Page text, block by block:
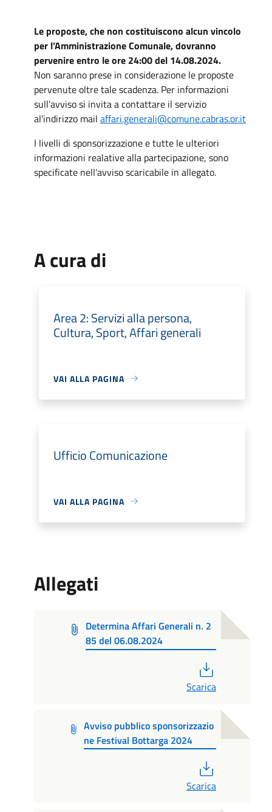
Le proposte, che non costituiscono alcun vincolo
per l’Amministrazione Comunale, dovranno
pervenire entro le ore 24:00 del 14.08.2024.
Non saranno prese in considerazione le proposte
pervenute oltre tale scadenza. Per informazioni
sull’avviso si invita a contattare il servizio
al’indirizzo mail affari.generali@comune.cabras.or.it
I livelli di sponsorizzazione e tutte le ulteriori
informazioni realative alla partecipazione, sono
specificate nell'avviso scaricabile in allegato.
A cura di
Area 2: Servizi alla persona,
Cultura, Sport, Affari generali
VAI ALLA PAGINA
Ufficio Comunicazione
VAI ALLA PAGINA
Allegati
Determina Affari Generali n. 2
85 del 06.08.2024
Scarica
Avviso pubblico sponsorizzazio
ne Festival Bottarga 2024
Scarica